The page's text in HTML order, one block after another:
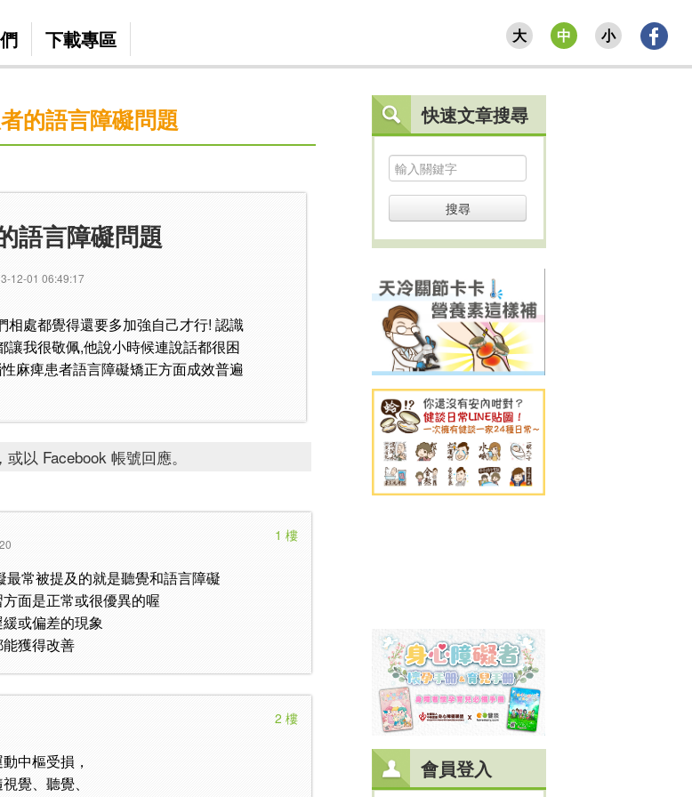
下載專區 大 中 小
的語言障礙問題
語言障礙問題
12-01 06:49:17
處都覺得還要多加強自己才行! 認識
我很敬佩,他說小時候連說話都很困
麻痺患者語言障礙矯正方面成效普遍
以 Facebook 帳號回應。
1 樓
常被提及的就是聽覺和語言障礙
面是正常或很優異的喔
或偏差的現象
獲得改善
2 樓
中樞受損，
覺、聽覺、
快速文章搜尋
搜尋
會員登入